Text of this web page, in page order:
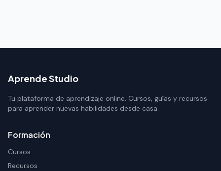
Aprende Studio
Tu plataforma de aprendizaje online. Cursos, guías y recursos
para aprender nuevas habilidades desde casa.
Formación
Cursos
Recursos